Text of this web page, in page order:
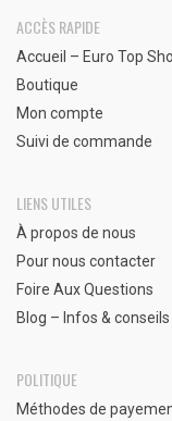
ACCÈS RAPIDE
Accueil – Euro Top
Boutique
Mon compte
Suivi de commande
LIENS UTILES
À propos de nous
Pour nous contacter
Foire Aux Questions
Blog – Infos & conseils
POLITIQUE
Méthodes de